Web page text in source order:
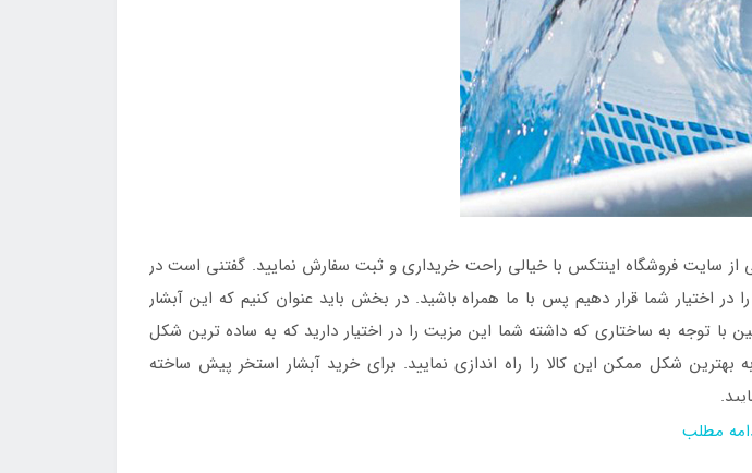
از سایت فروشگاه اینتکس با خیالی راحت خریداری و ثبت سفارش نمایید. گفتنی است در
شما قرار دهیم پس با ما همراه باشید. در بخش باید عنوان کنیم که این آبشار
توجه به ساختاری که داشته شما این مزیت را در اختیار دارید که به ساده ترین شکل
شکل ممکن این کالا را راه اندازی نمایید. برای خرید آبشار استخر پیش ساخته